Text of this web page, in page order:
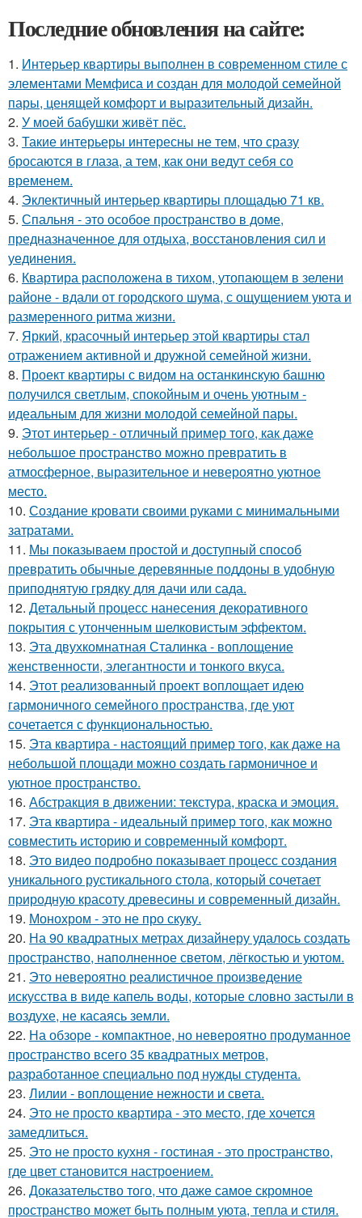
Последние обновления на сайте:
1. Интерьер квартиры выполнен в современном стиле с
элементами Мемфиса и создан для молодой семейной
пары, ценящей комфорт и выразительный дизайн.
2. У моей бабушки живёт пёс.
3. Такие интерьеры интересны не тем, что сразу
бросаются в глаза, а тем, как они ведут себя со
временем.
4. Эклектичный интерьер квартиры площадью 71 кв.
5. Спальня - это особое пространство в доме,
предназначенное для отдыха, восстановления сил и
уединения.
6. Квартира расположена в тихом, утопающем в зелени
районе - вдали от городского шума, с ощущением уюта и
размеренного ритма жизни.
7. Яркий, красочный интерьер этой квартиры стал
отражением активной и дружной семейной жизни.
8. Проект квартиры с видом на останкинскую башню
получился светлым, спокойным и очень уютным -
идеальным для жизни молодой семейной пары.
9. Этот интерьер - отличный пример того, как даже
небольшое пространство можно превратить в
атмосферное, выразительное и невероятно уютное
место.
10. Создание кровати своими руками с минимальными
затратами.
11. Мы показываем простой и доступный способ
превратить обычные деревянные поддоны в удобную
приподнятую грядку для дачи или сада.
12. Детальный процесс нанесения декоративного
покрытия с утонченным шелковистым эффектом.
13. Эта двухкомнатная Сталинка - воплощение
женственности, элегантности и тонкого вкуса.
14. Этот реализованный проект воплощает идею
гармоничного семейного пространства, где уют
сочетается с функциональностью.
15. Эта квартира - настоящий пример того, как даже на
небольшой площади можно создать гармоничное и
уютное пространство.
16. Абстракция в движении: текстура, краска и эмоция.
17. Эта квартира - идеальный пример того, как можно
совместить историю и современный комфорт.
18. Это видео подробно показывает процесс создания
уникального рустикального стола, который сочетает
природную красоту древесины и современный дизайн.
19. Монохром - это не про скуку.
20. На 90 квадратных метрах дизайнеру удалось создать
пространство, наполненное светом, лёгкостью и уютом.
21. Это невероятно реалистичное произведение
искусства в виде капель воды, которые словно застыли в
воздухе, не касаясь земли.
22. На обзоре - компактное, но невероятно продуманное
пространство всего 35 квадратных метров,
разработанное специально под нужды студента.
23. Лилии - воплощение нежности и света.
24. Это не просто квартира - это место, где хочется
замедлиться.
25. Это не просто кухня - гостиная - это пространство,
где цвет становится настроением.
26. Доказательство того, что даже самое скромное
пространство может быть полным уюта, тепла и стиля.